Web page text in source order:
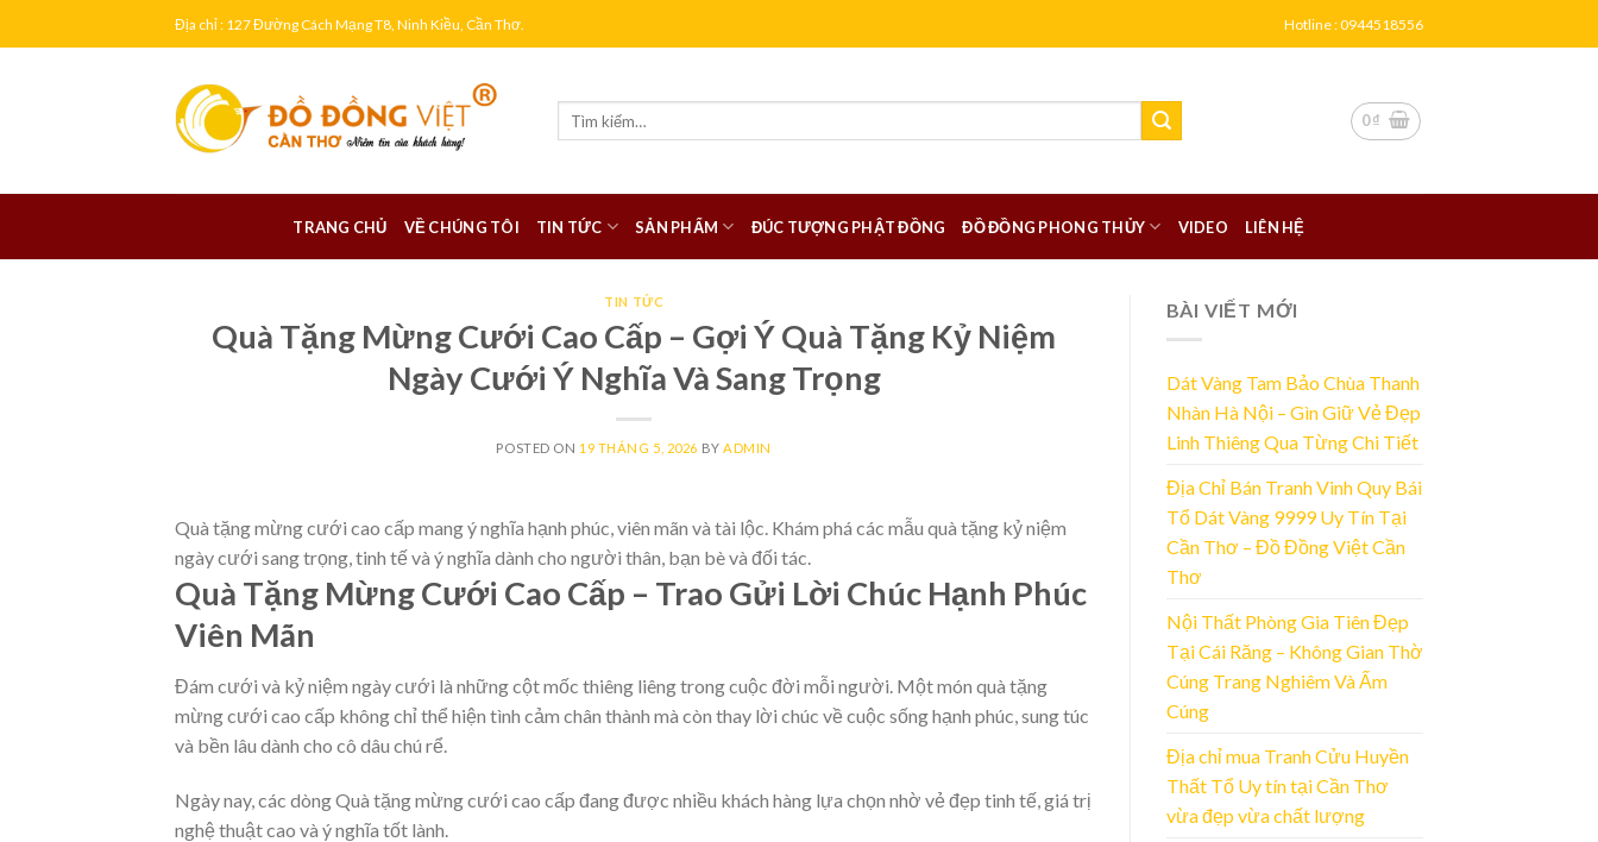
to
Địa chỉ : 127 Đường Cách Mạng T8, Ninh Kiều, Cần Thơ. Hotline : 0944518556
0₫
TRANG CHỦ VỀ CHÚNG TÔI TIN TỨC SẢN PHẨM ĐÚC TƯỢNG PHẬT ĐỒNG ĐỒ ĐỒNG PHONG THỦY VIDEO LIÊN HỆ
TIN TỨC
Quà Tặng Mừng Cưới Cao Cấp – Gợi Ý Quà Tặng Kỷ Niệm
Ngày Cưới Ý Nghĩa Và Sang Trọng
POSTED ON 19 THÁNG 5, 2026 BY ADMIN
Quà tặng mừng cưới cao cấp mang ý nghĩa hạnh phúc, viên mãn và tài lộc. Khám phá các mẫu quà tặng kỷ niệm
ngày cưới sang trọng, tinh tế và ý nghĩa dành cho người thân, bạn bè và đối tác.
Quà Tặng Mừng Cưới Cao Cấp – Trao Gửi Lời Chúc Hạnh Phúc
Viên Mãn
Đám cưới và kỷ niệm ngày cưới là những cột mốc thiêng liêng trong cuộc đời mỗi người. Một món quà tặng
mừng cưới cao cấp không chỉ thể hiện tình cảm chân thành mà còn thay lời chúc về cuộc sống hạnh phúc, sung túc
và bền lâu dành cho cô dâu chú rể.
Ngày nay, các dòng Quà tặng mừng cưới cao cấp đang được nhiều khách hàng lựa chọn nhờ vẻ đẹp tinh tế, giá trị
nghệ thuật cao và ý nghĩa tốt lành.
BÀI VIẾT MỚI
Dát Vàng Tam Bảo Chùa Thanh
Nhàn Hà Nội – Gìn Giữ Vẻ Đẹp
Linh Thiêng Qua Từng Chi Tiết
Địa Chỉ Bán Tranh Vinh Quy Bái
Tổ Dát Vàng 9999 Uy Tín Tại
Cần Thơ – Đồ Đồng Việt Cần
Thơ
Nội Thất Phòng Gia Tiên Đẹp
Tại Cái Răng – Không Gian Thờ
Cúng Trang Nghiêm Và Ấm
Cúng
Địa chỉ mua Tranh Cửu Huyền
Thất Tổ Uy tín tại Cần Thơ
vừa đẹp vừa chất lượng